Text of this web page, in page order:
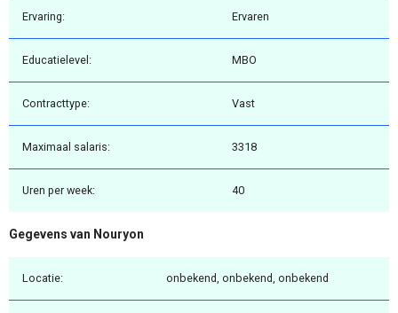
Ervaring: Ervaren
Educatielevel: MBO
Contracttype: Vast
Maximaal salaris: 3318
Uren per week: 40
Gegevens van Nouryon
Locatie: onbekend, onbekend, onbekend